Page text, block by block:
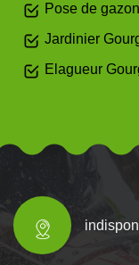
Pose de
Jardinier
Elagueur